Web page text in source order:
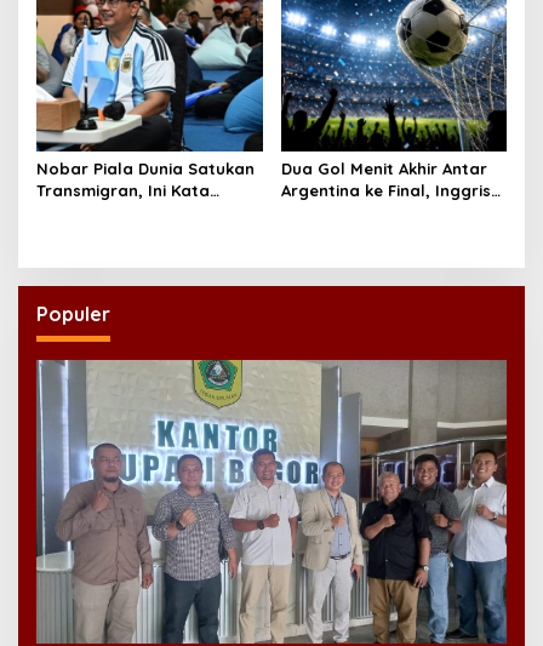
Nobar Piala Dunia Satukan
Transmigran, Ini Kata
Dua Gol Menit Akhir Antar
Argentina ke Final, Inggris
Populer